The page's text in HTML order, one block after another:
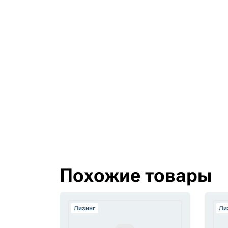
Похожие товары
Лизинг